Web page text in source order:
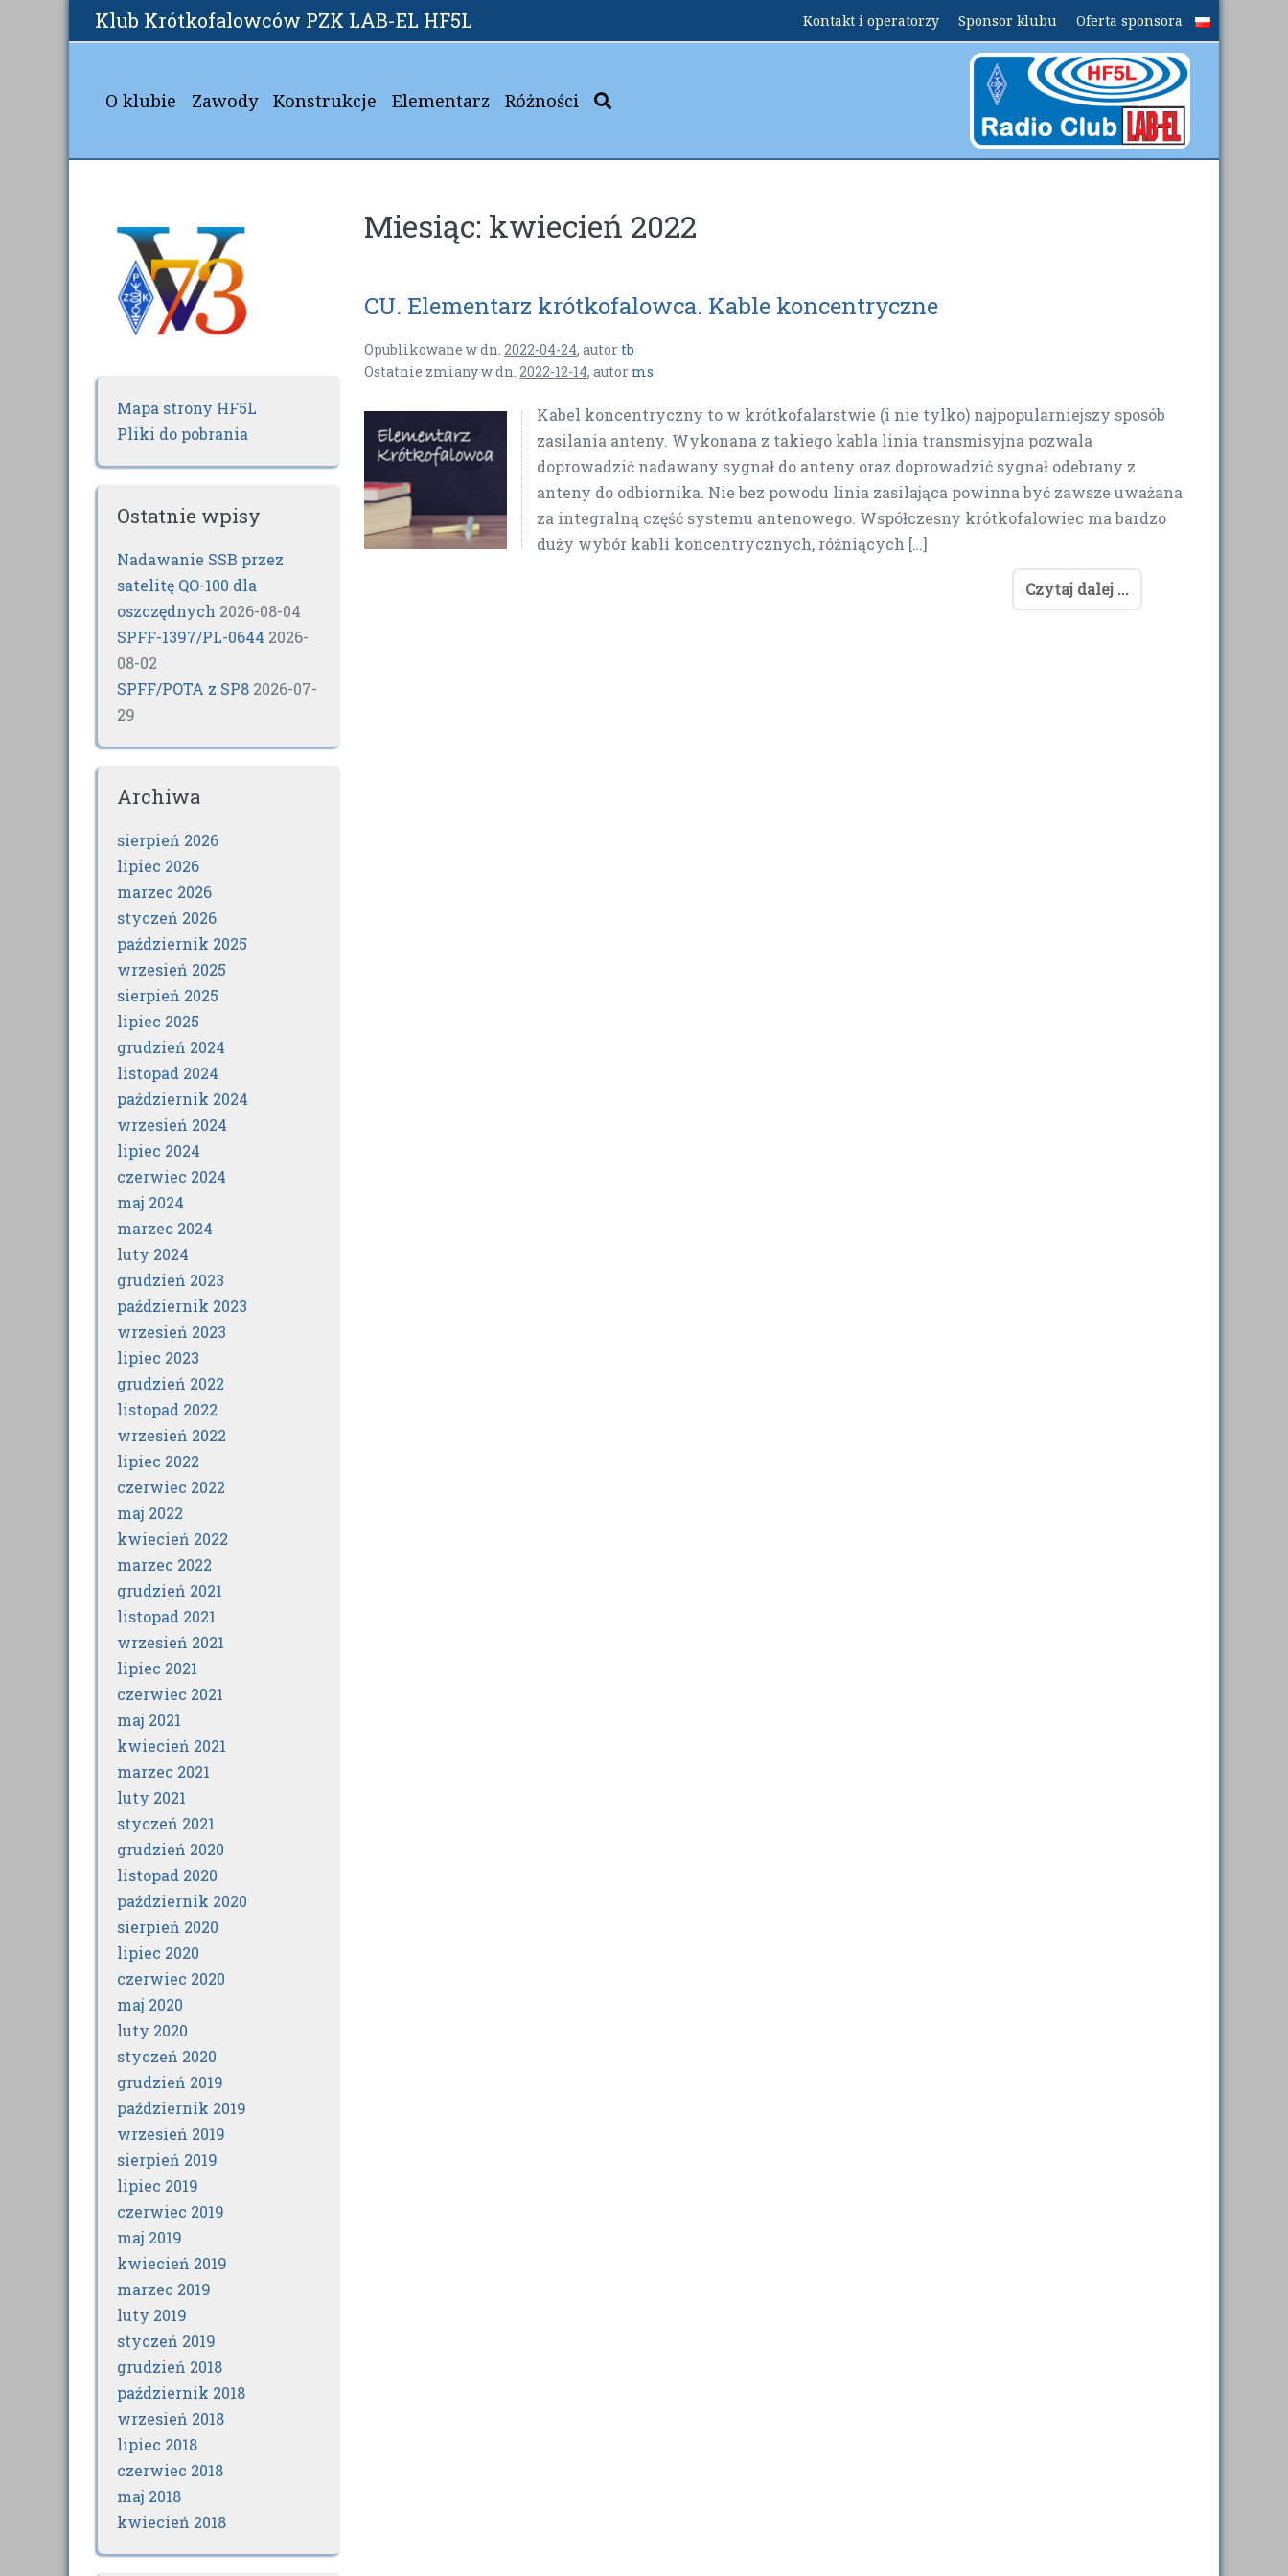
Klub Krótkofalowców PZK LAB-EL HF5L Kontakt i operatorzy Sponsor klubu Oferta sponsora
O klubie Zawody Konstrukcje Elementarz Różności
Mapa strony HF5L
Pliki do pobrania
Ostatnie wpisy
Nadawanie SSB przez
satelitę QO-100 dla
oszczędnych 2026-08-04
SPFF-1397/PL-0644 2026-
08-02
SPFF/POTA z SP8 2026-07-
29
Archiwa
sierpień 2026
lipiec 2026
marzec 2026
styczeń 2026
październik 2025
wrzesień 2025
sierpień 2025
lipiec 2025
grudzień 2024
listopad 2024
październik 2024
wrzesień 2024
lipiec 2024
czerwiec 2024
maj 2024
marzec 2024
luty 2024
grudzień 2023
październik 2023
wrzesień 2023
lipiec 2023
grudzień 2022
listopad 2022
wrzesień 2022
lipiec 2022
czerwiec 2022
maj 2022
kwiecień 2022
marzec 2022
grudzień 2021
listopad 2021
wrzesień 2021
lipiec 2021
czerwiec 2021
maj 2021
kwiecień 2021
marzec 2021
luty 2021
styczeń 2021
grudzień 2020
listopad 2020
październik 2020
sierpień 2020
lipiec 2020
czerwiec 2020
maj 2020
luty 2020
styczeń 2020
grudzień 2019
październik 2019
wrzesień 2019
sierpień 2019
lipiec 2019
czerwiec 2019
maj 2019
kwiecień 2019
marzec 2019
luty 2019
styczeń 2019
grudzień 2018
październik 2018
wrzesień 2018
lipiec 2018
czerwiec 2018
maj 2018
kwiecień 2018
Miesiąc: kwiecień 2022
CU. Elementarz krótkofalowca. Kable koncentryczne
Opublikowane w dn. 2022-04-24,autor tb
Ostatnie zmiany w dn.2022-12-14,autor ms
Kabel koncentryczny to w krótkofalarstwie (i nie tylko) najpopularniejszy sposób
zasilania anteny. Wykonana z takiego kabla linia transmisyjna pozwala
doprowadzić nadawany sygnał do anteny oraz doprowadzić sygnał odebrany z
anteny do odbiornika. Nie bez powodu linia zasilająca powinna być zawsze uważana
za integralną część systemu antenowego. Współczesny krótkofalowiec ma bardzo
duży wybór kabli koncentrycznych, różniących […]
Czytaj dalej ...